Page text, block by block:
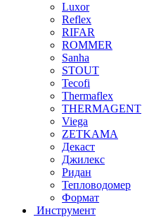
Luxor
Reflex
RIFAR
ROMMER
Sanha
STOUT
Tecofi
Thermaflex
THERMAGENT
Viega
ZETKAMA
Декаст
Джилекс
Ридан
Тепловодомер
Формат
Инструмент